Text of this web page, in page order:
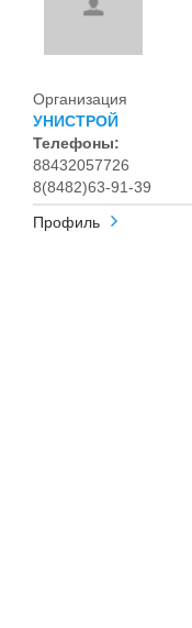
Организация
УНИСТРОЙ
Телефоны:
88432057726
8(8482)63-91-39
Профиль